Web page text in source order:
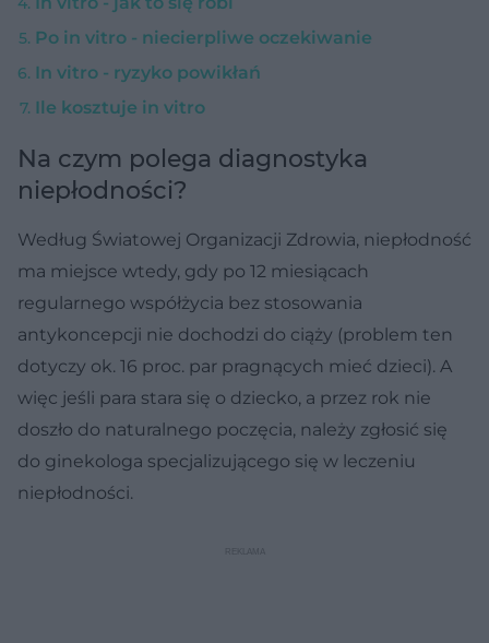
Po in vitro - niecierpliwe oczekiwanie
In vitro - ryzyko powikłań
Ile kosztuje in vitro
Na czym polega diagnostyka
niepłodności?
Według Światowej Organizacji Zdrowia, niepłodność
ma miejsce wtedy, gdy po 12 miesiącach
regularnego współżycia bez stosowania
antykoncepcji nie dochodzi do ciąży (problem ten
dotyczy ok. 16 proc. par pragnących mieć dzieci). A
więc jeśli para stara się o dziecko, a przez rok nie
doszło do naturalnego poczęcia, należy zgłosić się
do ginekologa specjalizującego się w leczeniu
niepłodności.